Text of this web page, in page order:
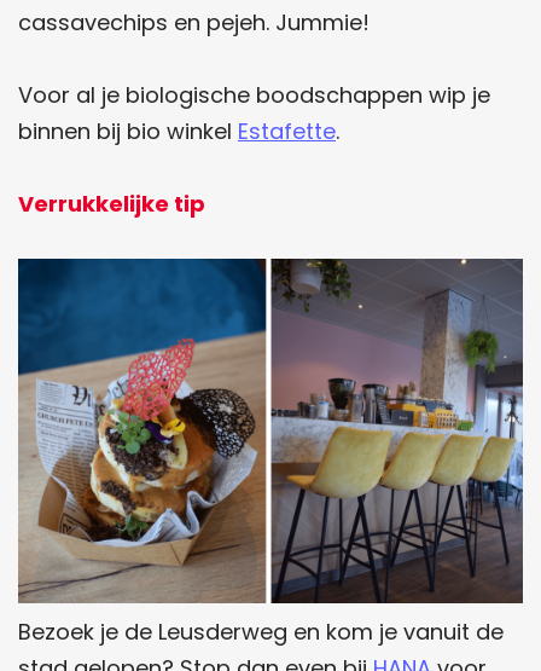
cassavechips en pejeh. Jummie!
Voor al je biologische boodschappen wip je
binnen bij bio winkel Estafette.
Verrukkelijke tip
Bezoek je de Leusderweg en kom je vanuit de